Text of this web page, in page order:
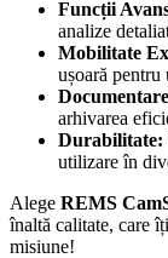
Funcții
analize
Mobilitate
ușoară
arhivarea
Durabilitate:
utilizare în
Alege REMS
înaltă calitate, care
misiune!